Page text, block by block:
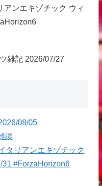
アンエキゾチック ウィ
雑記 2026/07/27
08/05
談
タリアンエキゾチック
31 #ForzaHorizon6